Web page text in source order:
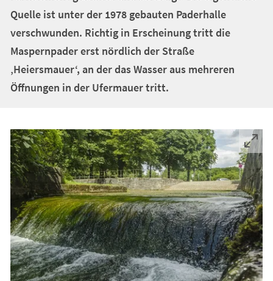
Quelle ist unter der 1978 gebauten Paderhalle
verschwunden. Richtig in Erscheinung tritt die
Maspernpader erst nördlich der Straße
‚Heiersmauer‘, an der das Wasser aus mehreren
Öffnungen in der Ufermauer tritt.